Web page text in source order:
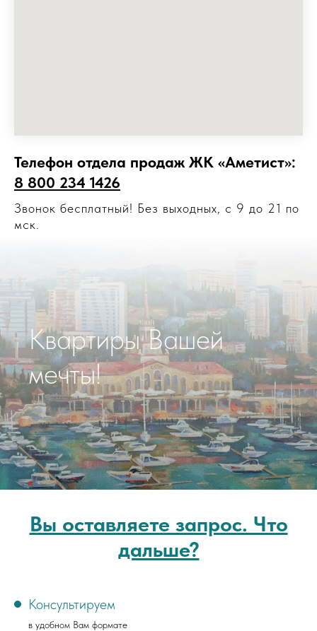
Телефон отдела продаж ЖК «Аметист»:
8 800 234 1426
Звонок бесплатный! Без выходных, с 9 до 21 по
мск.
Квартиры Вашей
мечты!
Вы оставляете запрос. Что
дальше?
Консультируем
в удобном Вам формате